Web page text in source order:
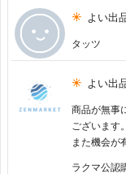
よい出
タッツ
よい出
商品が無事
ございます。
また機会が
ラクマ公認